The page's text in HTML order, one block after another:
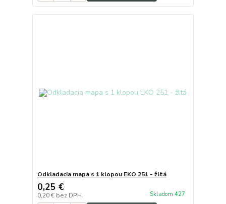
Odkladacia mapa s 1 klopou EKO 251 - žltá
0,25 €
0,20 € bez DPH Skladom 427